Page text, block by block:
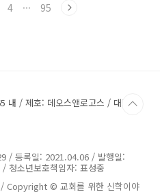
영성을 다루
)가 존 오웬의
4 ··· 95
내 / 제호: 데오스앤로고스 / 대표전
/ 등록일: 2021.04.06 / 발행일:
청소년보호책임자: 표성중
© 교회를 위한 신학이야